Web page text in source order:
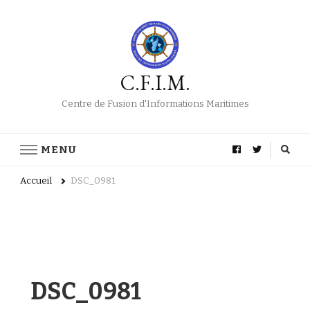
C.F.I.M.
Centre de Fusion d'Informations Maritimes
MENU
Accueil DSC_0981
DSC_0981